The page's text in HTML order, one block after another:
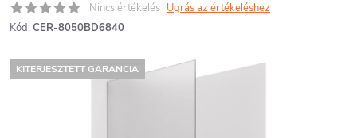
Nincs értékelés Ugrás az értékeléshez
Kód: CER-8050BD6840
KITERJESZTETT GARANCIA